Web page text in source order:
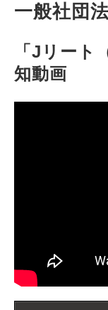
一般社団
「Jリート
知動画